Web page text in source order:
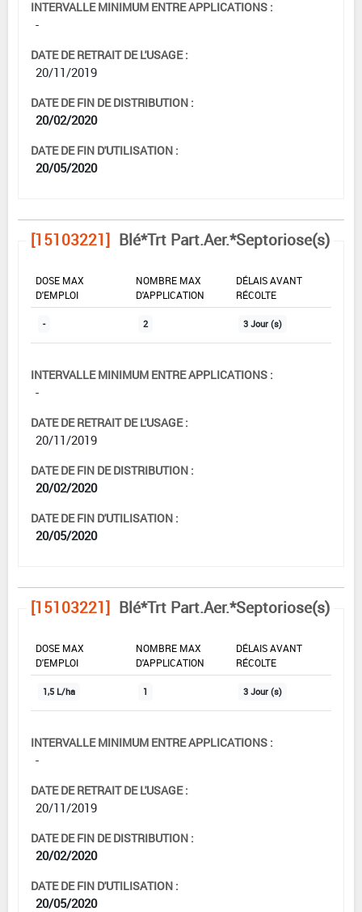
INTERVALLE MINIMUM ENTRE APPLICATIONS :
-
DATE DE RETRAIT DE L'USAGE :
20/11/2019
DATE DE FIN DE DISTRIBUTION :
20/02/2020
DATE DE FIN D'UTILISATION :
20/05/2020
[15103221] Blé*Trt Part.Aer.*Septoriose(s)
DOSE MAX
D'EMPLOI
NOMBRE MAX
D'APPLICATION
DÉLAIS AVANT
RÉCOLTE
- 2 3 Jour (s)
INTERVALLE MINIMUM ENTRE APPLICATIONS :
-
DATE DE RETRAIT DE L'USAGE :
20/11/2019
DATE DE FIN DE DISTRIBUTION :
20/02/2020
DATE DE FIN D'UTILISATION :
20/05/2020
[15103221] Blé*Trt Part.Aer.*Septoriose(s)
DOSE MAX
D'EMPLOI
NOMBRE MAX
D'APPLICATION
DÉLAIS AVANT
RÉCOLTE
1,5 L/ha 1 3 Jour (s)
INTERVALLE MINIMUM ENTRE APPLICATIONS :
-
DATE DE RETRAIT DE L'USAGE :
20/11/2019
DATE DE FIN DE DISTRIBUTION :
20/02/2020
DATE DE FIN D'UTILISATION :
20/05/2020